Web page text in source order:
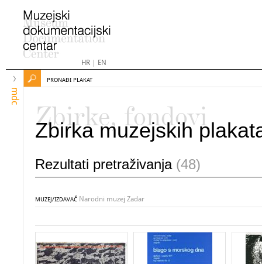
HR| EN
mdc
PRONAĐI PLAKAT
Zbirke, fondovi
Zbirka muzejskih
Rezultati pretraživanja (48)
MUZEJ/IZDAVAČ Narodni muzej Zadar